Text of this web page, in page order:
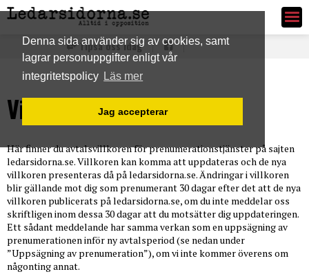
Denna sida använder sig av cookies, samt
lagrar personuppgifter enligt vår
integritetspolicy Läs mer
Jag accepterar
Ledarsidorna.se
Tipsa oss idag
Villkor
Här finner du avtalsvillkoren för prenumerationstjänster på sajten
ledarsidorna.se. Villkoren kan komma att uppdateras och de nya
villkoren presenteras då på ledarsidorna.se. Ändringar i villkoren
blir gällande mot dig som prenumerant 30 dagar efter det att de nya
villkoren publicerats på ledarsidorna.se, om du inte meddelar oss
skriftligen inom dessa 30 dagar att du motsätter dig uppdateringen.
Ett sådant meddelande har samma verkan som en uppsägning av
prenumerationen inför ny avtalsperiod (se nedan under
”Uppsägning av prenumeration”), om vi inte kommer överens om
någonting annat.